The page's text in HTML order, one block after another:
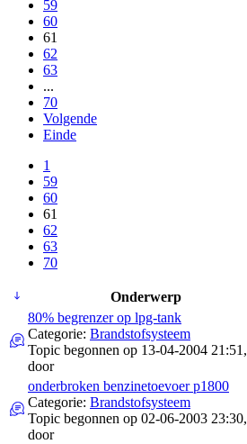
59
60
61
62
63
...
70
Volgende
Einde
1
59
60
61
62
63
70
Onderwerp
80% begrenzer op lpg-tank
Categorie: Brandstofsysteem
Topic begonnen op 13-04-2004 21:51,
door
onderbroken benzinetoevoer p1800
Categorie: Brandstofsysteem
Topic begonnen op 02-06-2003 23:30,
door